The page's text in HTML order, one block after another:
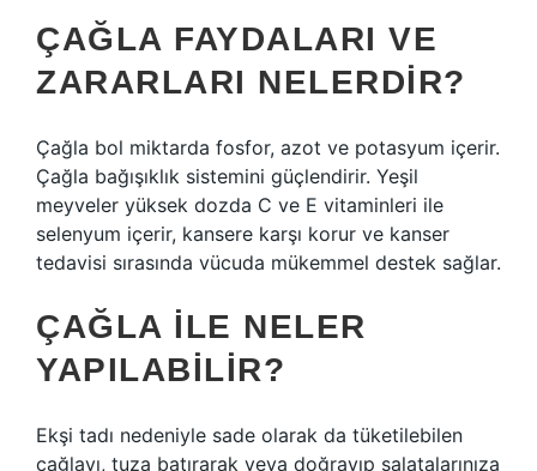
ÇAĞLA FAYDALARI VE
ZARARLARI NELERDIR?
Çağla bol miktarda fosfor, azot ve potasyum içerir.
Çağla bağışıklık sistemini güçlendirir. Yeşil
meyveler yüksek dozda C ve E vitaminleri ile
selenyum içerir, kansere karşı korur ve kanser
tedavisi sırasında vücuda mükemmel destek sağlar.
ÇAĞLA ILE NELER
YAPILABILIR?
Ekşi tadı nedeniyle sade olarak da tüketilebilen
çağlayı, tuza batırarak veya doğrayıp salatalarınıza